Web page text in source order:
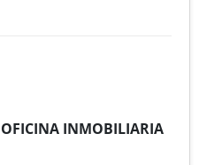
INMOBILIARIA